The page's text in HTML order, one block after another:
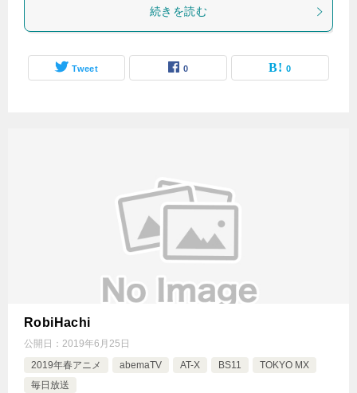
続きを読む
Tweet 0 0
RobiHachi
公開日： 2019年6月25日
2019年春アニメ
abemaTV AT-X BS11
TOKYO MX
毎日放送